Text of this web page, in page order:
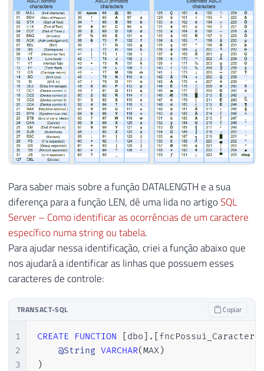
Para saber mais sobre a função DATALENGTH e a sua
diferença para a função LEN, dê uma lida no artigoSQL
Server – Como identificar as ocorrências de um caractere
específico numa string ou tabela.
Para ajudar nessa identificação, criei a função abaixo que
nos ajudará a identificar as linhas que possuem esses
caracteres de controle:
TRANSACT-SQL Copiar
1
2
3
CREATE FUNCTION [dbo] . [
@String VARCHAR(MAX)
)